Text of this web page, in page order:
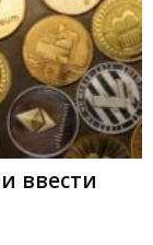
ввести